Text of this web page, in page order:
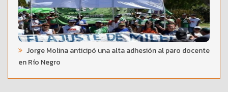
Jorge Molina anticipó una alta adhesión al paro docente
en Río Negro